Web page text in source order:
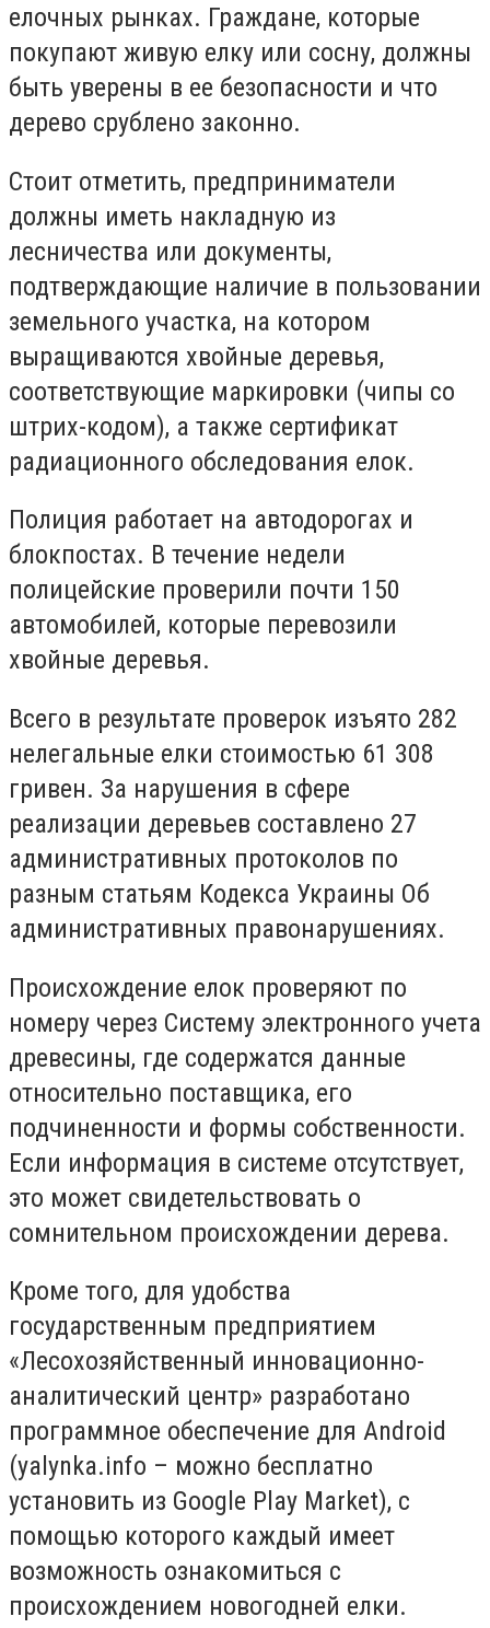
елочных рынках. Граждане, которые
покупают живую елку или сосну, должны
быть уверены в ее безопасности и что
дерево срублено законно.
Стоит отметить, предприниматели
должны иметь накладную из
лесничества или документы,
подтверждающие наличие в пользовании
земельного участка, на котором
выращиваются хвойные деревья,
соответствующие маркировки (чипы со
штрих-кодом), а также сертификат
радиационного обследования елок.
Полиция работает на автодорогах и
блокпостах. В течение недели
полицейские проверили почти 150
автомобилей, которые перевозили
хвойные деревья.
Всего в результате проверок изъято 282
нелегальные елки стоимостью 61 308
гривен. За нарушения в сфере
реализации деревьев составлено 27
административных протоколов по
разным статьям Кодекса Украины Об
административных правонарушениях.
Происхождение елок проверяют по
номеру через Систему электронного учета
древесины, где содержатся данные
относительно поставщика, его
подчиненности и формы собственности.
Если информация в системе отсутствует,
это может свидетельствовать о
сомнительном происхождении дерева.
Кроме того, для удобства
государственным предприятием
«Лесохозяйственный инновационно-
аналитический центр» разработано
программное обеспечение для Android
(yalynka.info – можно бесплатно
установить из Google Play Market), с
помощью которого каждый имеет
возможность ознакомиться с
происхождением новогодней елки.